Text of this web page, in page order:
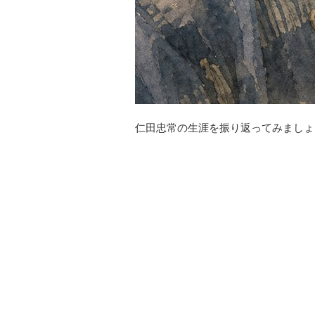
仁田忠常の生涯を振り返ってみまし